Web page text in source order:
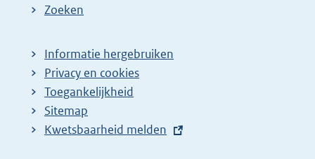
Zoeken
Informatie hergebruiken
Privacy en cookies
Toegankelijkheid
Sitemap
E
Kwetsbaarheid melden